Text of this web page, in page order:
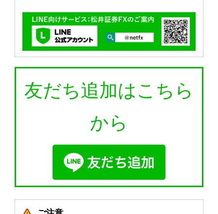
友だち追加はこちら
から